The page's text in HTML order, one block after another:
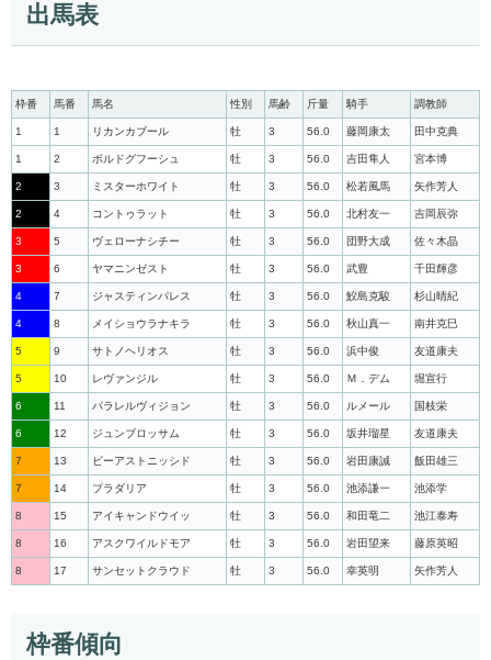
出馬表
枠番 馬番 馬名 性別 馬齢 斤量 騎手 調教師
1 1 リカンカブール 牡 3 56.0 藤岡康太 田中克典
1 2 ボルドグフーシュ 牡 3 56.0 吉田隼人 宮本博
2 3 ミスターホワイト 牡 3 56.0 松若風馬 矢作芳人
2 4 コントゥラット 牡 3 56.0 北村友一 吉岡辰弥
3 5 ヴェローナシチー 牡 3 56.0 団野大成 佐々木晶
3 6 ヤマニンゼスト 牡 3 56.0 武豊 千田輝彦
4 7 ジャスティンパレス 牡 3 56.0 鮫島克駿 杉山晴紀
4 8 メイショウラナキラ 牡 3 56.0 秋山真一 南井克巳
5 9 サトノヘリオス 牡 3 56.0 浜中俊 友道康夫
5 10 レヴァンジル 牡 3 56.0 Ｍ．デム 堀宣行
6 11 パラレルヴィジョン 牡 3 56.0 ルメール 国枝栄
6 12 ジュンブロッサム 牡 3 56.0 坂井瑠星 友道康夫
7 13 ビーアストニッシド 牡 3 56.0 岩田康誠 飯田雄三
7 14 プラダリア 牡 3 56.0 池添謙一 池添学
8 15 アイキャンドウイッ 牡 3 56.0 和田竜二 池江泰寿
8 16 アスクワイルドモア 牡 3 56.0 岩田望来 藤原英昭
8 17 サンセットクラウド 牡 3 56.0 幸英明 矢作芳人
枠番傾向